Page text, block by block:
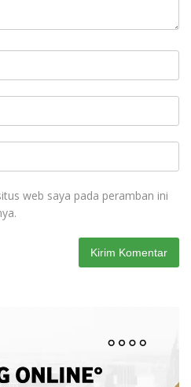
web saya pada peramban ini